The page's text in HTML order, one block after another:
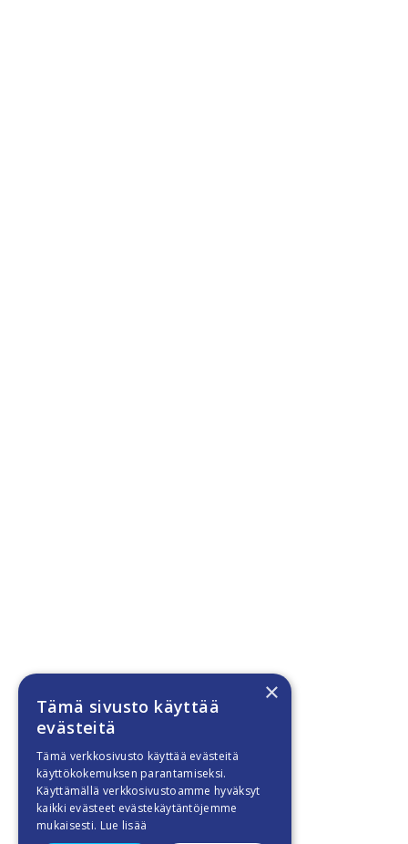
×
Tämä sivusto käyttää
evästeitä
Tämä verkkosivusto käyttää evästeitä
käyttökokemuksen parantamiseksi.
Käyttämällä verkkosivustoamme hyväksyt
kaikki evästeet evästekäytäntöjemme
mukaisesti. Lue lisää